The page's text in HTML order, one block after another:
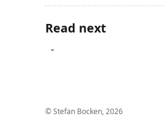
Read next
© Stefan Bocken, 2026